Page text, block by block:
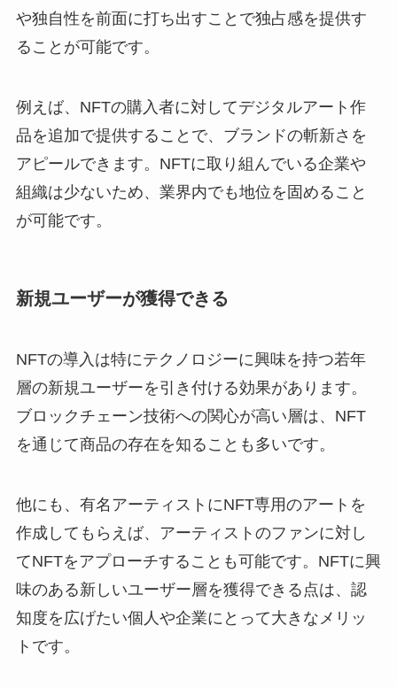
や独自性を前面に打ち出すことで独占感を提供す
ることが可能です。
例えば、NFTの購入者に対してデジタルアート作
品を追加で提供することで、ブランドの斬新さを
アピールできます。NFTに取り組んでいる企業や
組織は少ないため、業界内でも地位を固めること
が可能です。
新規ユーザーが獲得できる
NFTの導入は特にテクノロジーに興味を持つ若年
層の新規ユーザーを引き付ける効果があります。
ブロックチェーン技術への関心が高い層は、NFT
を通じて商品の存在を知ることも多いです。
他にも、有名アーティストにNFT専用のアートを
作成してもらえば、アーティストのファンに対し
てNFTをアプローチすることも可能です。NFTに興
味のある新しいユーザー層を獲得できる点は、認
知度を広げたい個人や企業にとって大きなメリッ
トです。